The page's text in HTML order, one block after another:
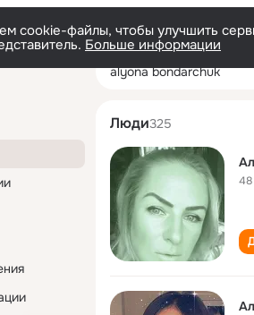
cookie-файлы, чтобы улучшить
Больше информации
alyona
Люди325
48